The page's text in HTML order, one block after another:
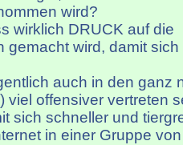
wird?
wirklich DRUCK auf die
gemacht wird, damit
auch in den ganz
viel offensiver vertreten
sich schneller und
in einer Gruppe